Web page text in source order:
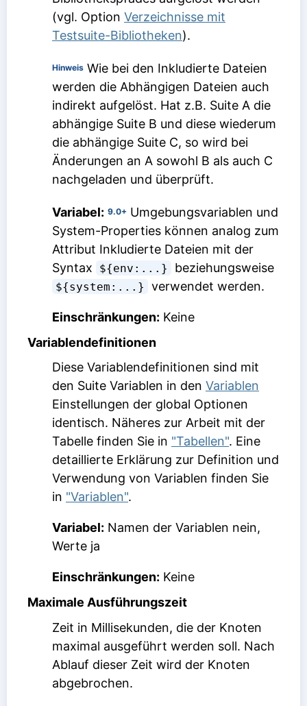
(vgl. Option Verzeichnisse mit
Testsuite-Bibliotheken).
Hinweis Wie bei den Inkludierte Dateien
werden die Abhängigen Dateien auch
indirekt aufgelöst. Hat z.B. Suite A die
abhängige Suite B und diese wiederum
die abhängige Suite C, so wird bei
Änderungen an A sowohl B als auch C
nachgeladen und überprüft.
Variabel: 9.0+ Umgebungsvariablen und
System-Properties können analog zum
Attribut Inkludierte Dateien mit der
Syntax
${env:...} beziehungsweise
${system:...} verwendet werden.
Einschränkungen: Keine
Variablendefinitionen
Diese Variablendefinitionen sind mit
den Suite Variablen in den Variablen
Einstellungen der global Optionen
identisch. Näheres zur Arbeit mit der
Tabelle finden Sie in "Tabellen". Eine
detaillierte Erklärung zur Definition und
Verwendung von Variablen finden Sie
in "Variablen".
Variabel: Namen der Variablen nein,
Werte ja
Einschränkungen: Keine
Maximale Ausführungszeit
Zeit in Millisekunden, die der Knoten
maximal ausgeführt werden soll. Nach
Ablauf dieser Zeit wird der Knoten
abgebrochen.